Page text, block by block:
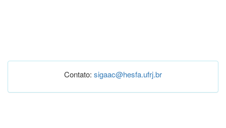
Contato: sigaac@hesfa.ufrj.br